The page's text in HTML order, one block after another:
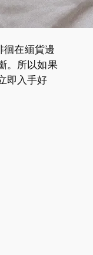
徊在緬貨邊
。所以如果
即入手好